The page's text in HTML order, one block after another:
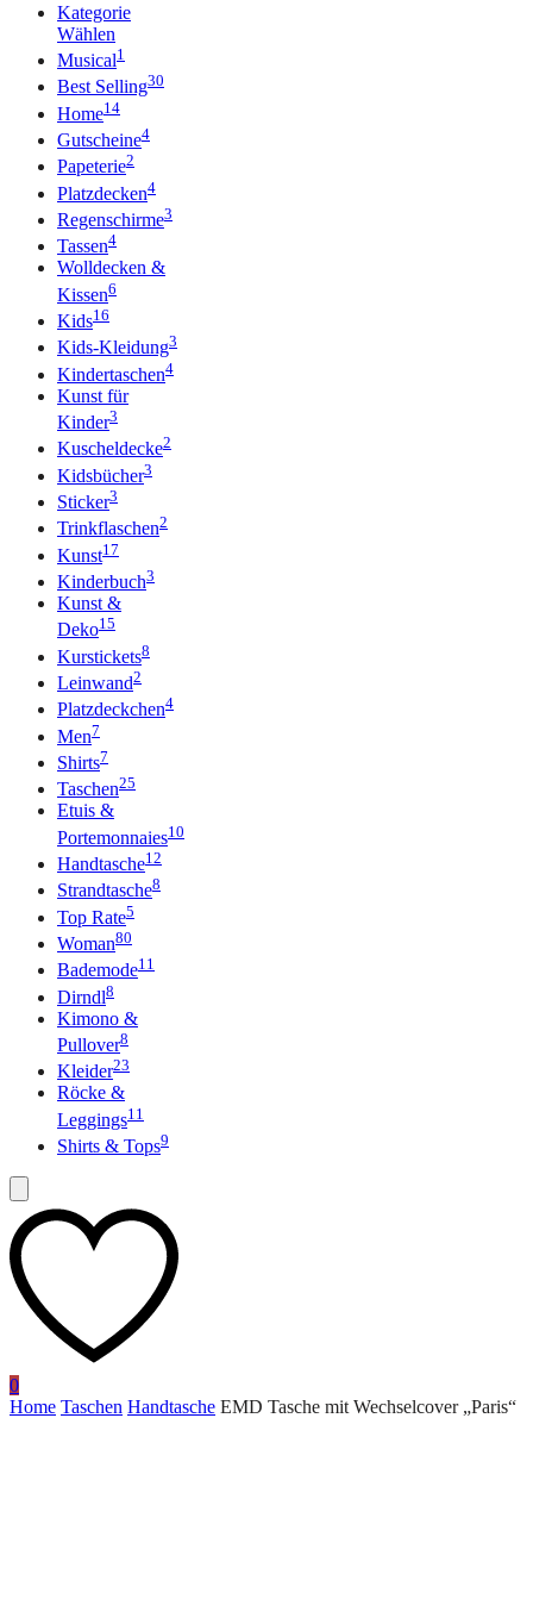
Kategorie
Wählen
Musical1
Best Selling30
Home14
Gutscheine4
Papeterie2
Platzdecken4
Regenschirme3
Tassen4
Wolldecken &
Kissen6
Kids16
Kids-Kleidung3
Kindertaschen4
Kunst für
Kinder3
Kuscheldecke2
Kidsbücher3
Sticker3
Trinkflaschen2
Kunst17
Kinderbuch3
Kunst &
Deko15
Kurstickets8
Leinwand2
Platzdeckchen4
Men7
Shirts7
Taschen25
Etuis &
Portemonnaies10
Handtasche12
Strandtasche8
Top Rate5
Woman80
Bademode11
Dirndl8
Kimono &
Pullover8
Kleider23
Röcke &
Leggings11
Shirts & Tops9
0
Home Taschen Handtasche EMD Tasche mit Wechselcover „Paris“